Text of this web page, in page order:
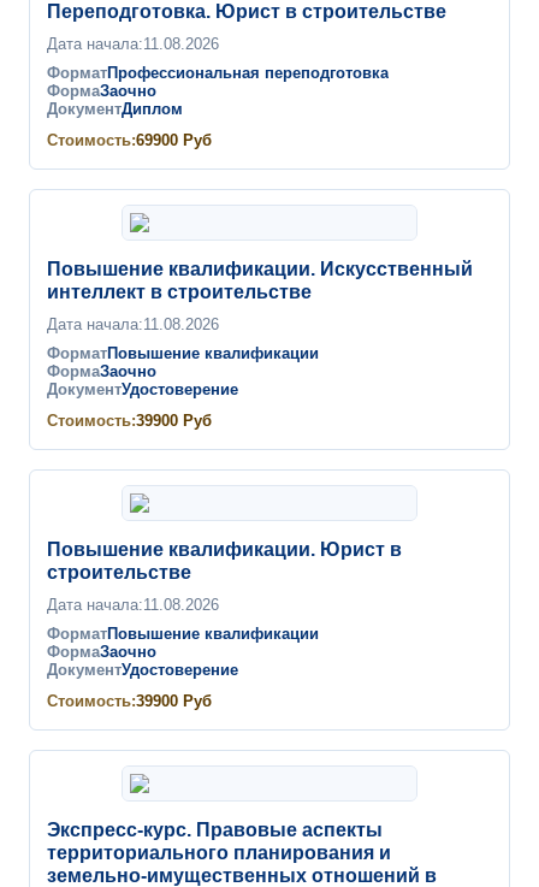
Переподготовка. Юрист в строительстве
Дата начала:11.08.2026
ФорматПрофессиональная переподготовка
ФормаЗаочно
ДокументДиплом
Стоимость:69900 Руб
Повышение квалификации. Искусственный
интеллект в строительстве
Дата начала:11.08.2026
ФорматПовышение квалификации
ФормаЗаочно
ДокументУдостоверение
Стоимость:39900 Руб
Повышение квалификации. Юрист в
строительстве
Дата начала:11.08.2026
ФорматПовышение квалификации
ФормаЗаочно
ДокументУдостоверение
Стоимость:39900 Руб
Экспресс-курс. Правовые аспекты
территориального планирования и
земельно-имущественных отношений в